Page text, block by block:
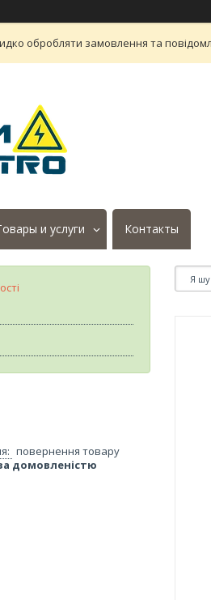
обробляти замовлення та
и услуги Контакты
повернення товару
домовленістю